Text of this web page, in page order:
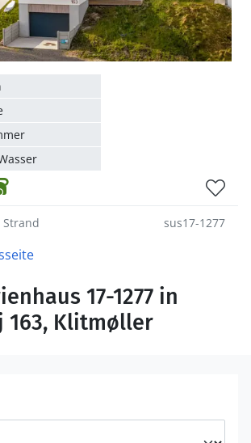
Strand sus17-1277
17-1277 in
163, Klitmøller